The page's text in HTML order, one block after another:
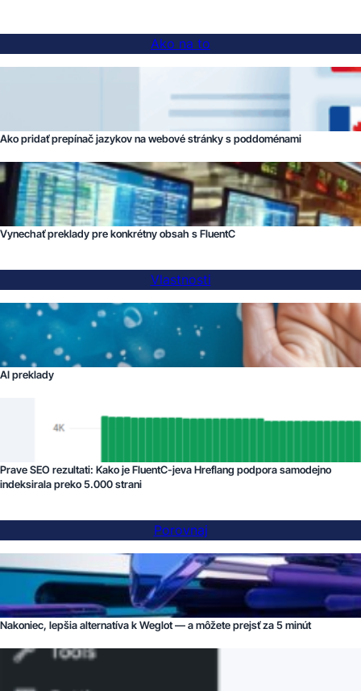
Ako na to
Ako pridať prepínač jazykov na webové stránky s poddoménami
Vynechať preklady pre konkrétny obsah s FluentC
Vlastnosti
AI preklady
Prave SEO rezultati: Kako je FluentC-jeva Hreflang podpora samodejno
indeksirala preko 5.000 strani
Porovnaj
Nakoniec, lepšia alternatíva k Weglot — a môžete prejsť za 5 minút